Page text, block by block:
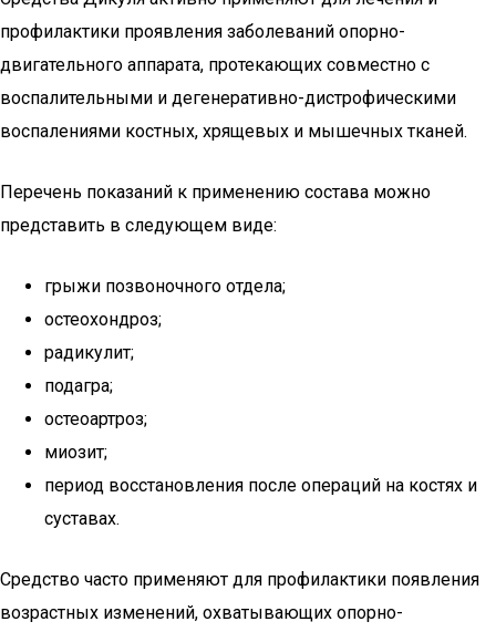
профилактики проявления заболеваний опорно-
двигательного аппарата, протекающих совместно с
воспалительными и дегенеративно-дистрофическими
воспалениями костных, хрящевых и мышечных тканей.
Перечень показаний к применению состава можно
представить в следующем виде:
грыжи позвоночного отдела;
остеохондроз;
радикулит;
подагра;
остеоартроз;
миозит;
период восстановления после операций на костях и
суставах.
Средство часто применяют для профилактики появления
возрастных изменений, охватывающих опорно-